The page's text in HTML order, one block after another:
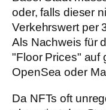
oder, falls dieser
Verkehrswert per
Als Nachweis für
"Floor Prices" auf
OpenSea oder
Da NFTs oft